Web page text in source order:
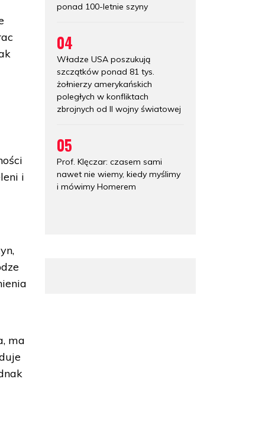
i
ma
ponad 100-letnie szyny
04
Władze USA poszukują
szczątków ponad 81 tys.
żołnierzy amerykańskich
poległych w konfliktach
zbrojnych od II wojny światowej
05
Prof. Klęczar: czasem sami
nawet nie wiemy, kiedy myślimy
i mówimy Homerem